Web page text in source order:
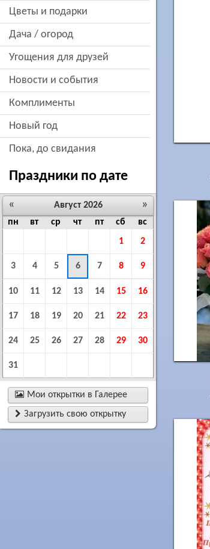
цветы и подарки
дача / огород
угощения для друзей
новости и события
комплименты
новый год
пока, до свидания
Праздники по дате
« »
Август 2026
пн
вт ср чт пт сб
вс
1
2
3 4 5 6 7 8 9
10 11 12 13 14 15 16
17 18 19 20 21 22 23
24 25 26 27 28 29 30
31
 Мои открытки в Галерее
 Загрузить свою открытку